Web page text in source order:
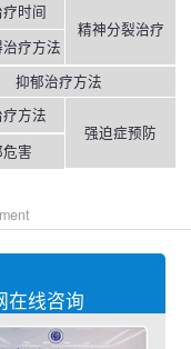
时间
疗方法
精神分裂治疗
抑郁治疗方法
方法
害
强迫症预防
在线咨询